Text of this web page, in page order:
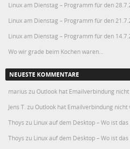
Linux am Dienstag – Programm für den
Linux am Dienstag – Programm für den
Linux am Dienstag – Programm für den
Wo wir grade beim Kochen waren…
NEUESTE KOMMENTARE
marius zu Outlook hat Emailverbindung
Jens T. zu Outlook hat Emailverbindung nicht
Thoys zu Linux auf dem Desktop – Wo ist das
Thoys zu Linux auf dem Desktop – Wo ist das